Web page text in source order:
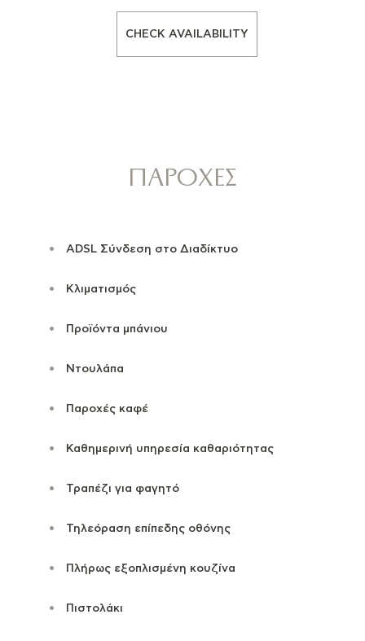
CHECK AVAILABILITY
ΠΑΡΟΧΈΣ
ADSL Σύνδεση στο Διαδίκτυο
Κλιματισμός
Προϊόντα μπάνιου
Ντουλάπα
Παροχές καφέ
Καθημερινή υπηρεσία καθαριότητας
Τραπέζι για φαγητό
Τηλεόραση επίπεδης οθόνης
Πλήρως εξοπλισμένη κουζίνα
Πιστολάκι